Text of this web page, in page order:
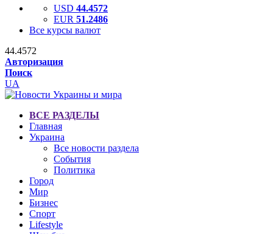
USD 44.4572
EUR 51.2486
Все курсы валют
44.4572
Авторизация
Поиск
UA
ВСЕ РАЗДЕЛЫ
Главная
Украина
Все новости раздела
События
Политика
Город
Мир
Бизнес
Спорт
Lifestyle